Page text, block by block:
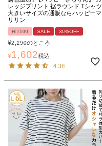
レッジプリント 裾ラウンド Tシャツ |
大きいサイズの通販ならハッピーマ
リリン
HIT100 SALE 30%OFF
¥2,290のところ
¥1,602税込
4.38